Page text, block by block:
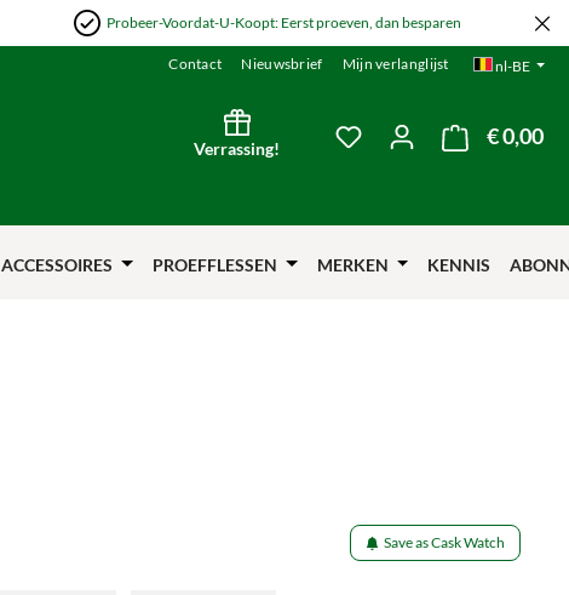
Probeer-Voordat-U-Koopt: Eerst proeven, dan besparen
Contact Nieuwsbrief Mijn verlanglijst nl-BE
Verrassing!
Je hebt 0 items op je
€ 0,00
ACCESSOIRES PROEFFLESSEN MERKEN KENNIS
Save as Cask Watch